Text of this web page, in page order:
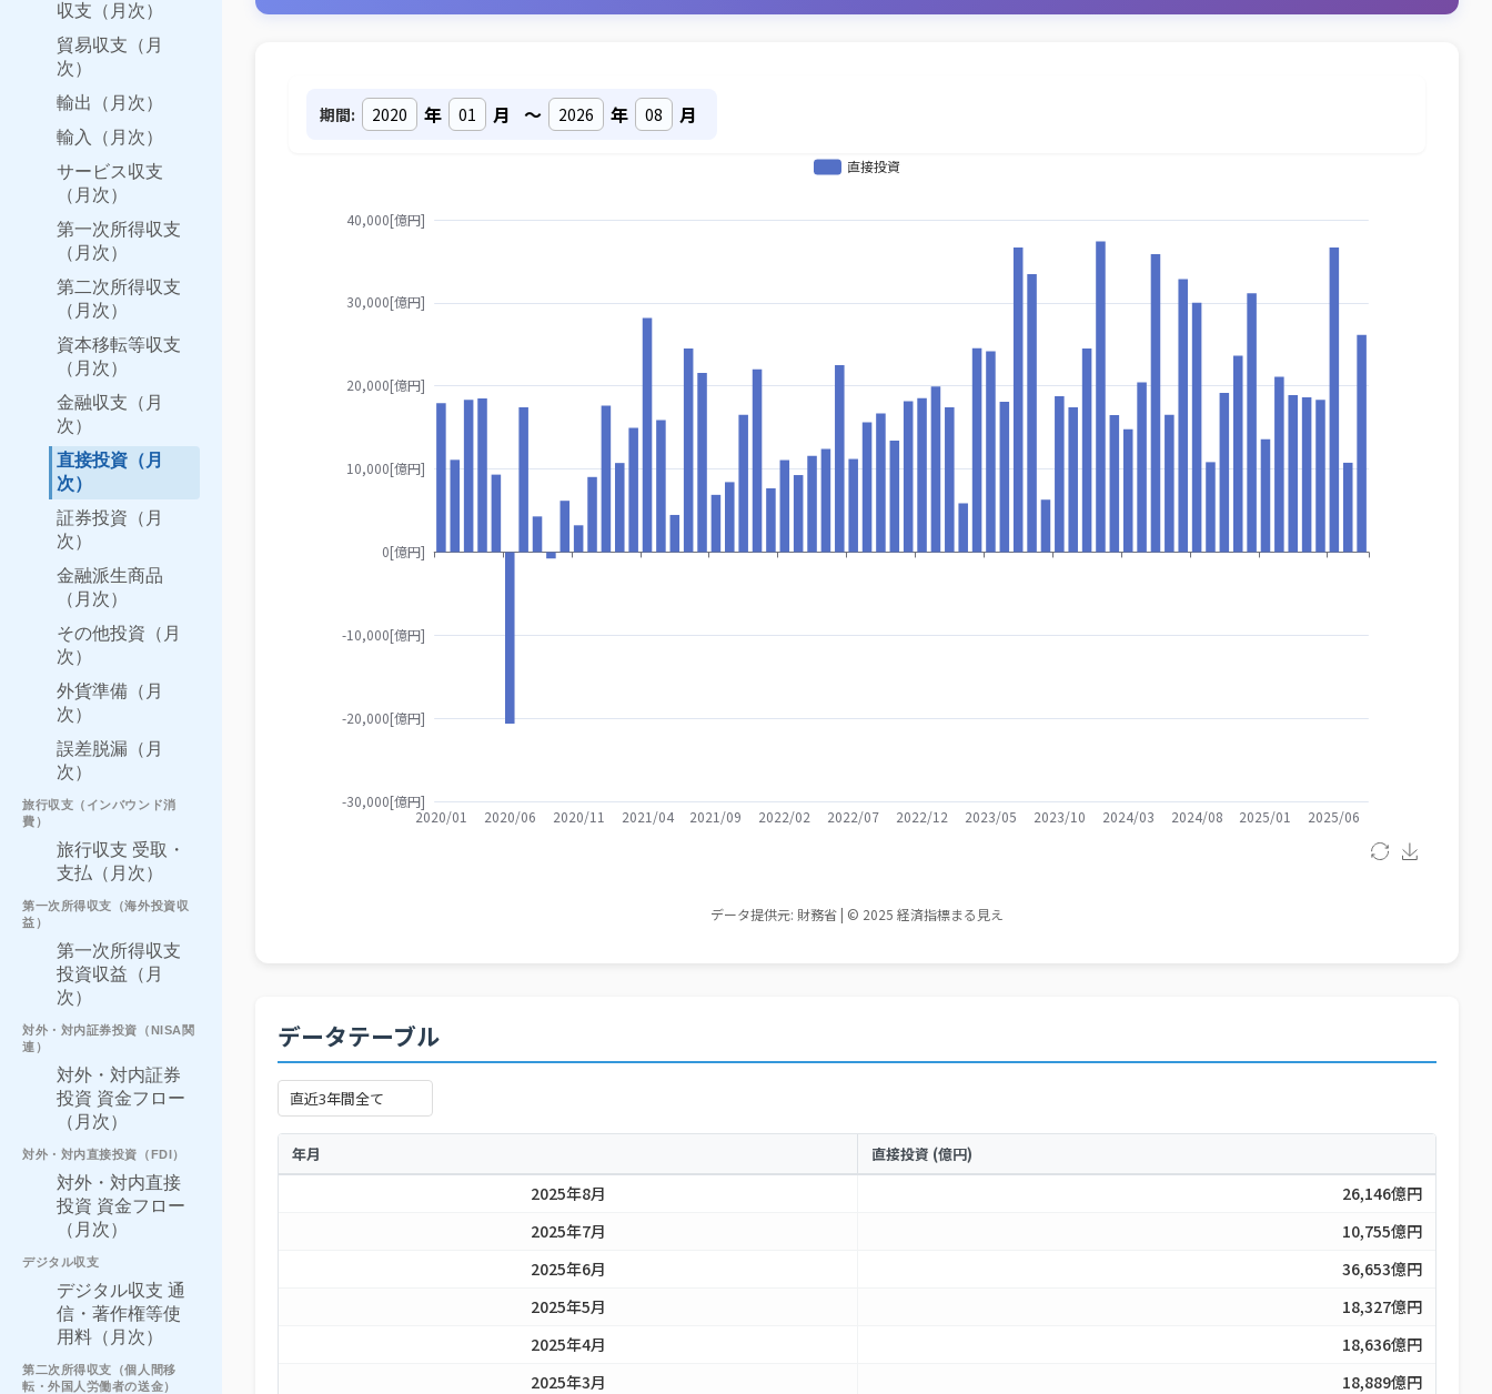
収支（月次）
貿易収支（月
次）
輸出（月次）
輸入（月次）
サービス収支
（月次）
第一次所得収支
（月次）
第二次所得収支
（月次）
資本移転等収支
（月次）
金融収支（月
次）
直接投資（月
次）
証券投資（月
次）
金融派生商品
（月次）
その他投資（月
次）
外貨準備（月
次）
誤差脱漏（月
次）
旅行収支（インバウンド消
費）
旅行収支 受取・
支払（月次）
第一次所得収支（海外投資収
益）
第一次所得収支
投資収益（月
次）
対外・対内証券投資（NISA関
連）
対外・対内証券
投資 資金フロー
（月次）
対外・対内直接投資（FDI）
対外・対内直接
投資 資金フロー
（月次）
デジタル収支
デジタル収支 通
信・著作権等使
用料（月次）
第二次所得収支（個人間移
転・外国人労働者の送金）
期間: 年 月 ～ 年 月
データテーブル
年月 直接投資 (億円)
2025年8月
26,146億円
2025年7月
10,755億円
2025年6月
36,653億円
2025年5月
18,327億円
2025年4月
18,636億円
2025年3月
18,889億円